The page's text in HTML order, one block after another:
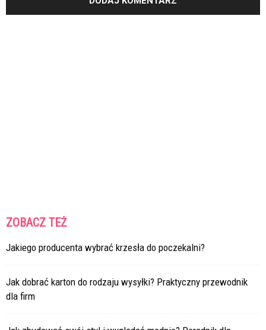
ZOBACZ TEŻ
Jakiego producenta wybrać krzesła do poczekalni?
Jak dobrać karton do rodzaju wysyłki? Praktyczny przewodnik
dla firm